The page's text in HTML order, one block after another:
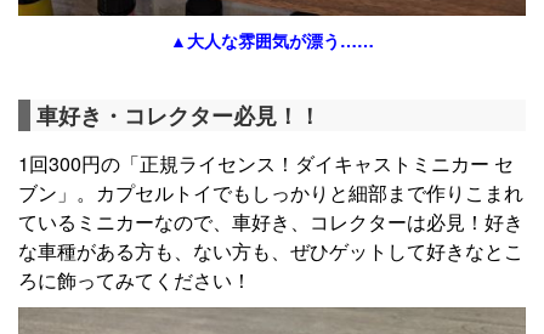
▲大人な雰囲気が漂う……
車好き・コレクター必見！！
1回300円の「正規ライセンス！ダイキャストミニカー セ
ブン」。カプセルトイでもしっかりと細部まで作りこまれ
ているミニカーなので、車好き、コレクターは必見！好き
な車種がある方も、ない方も、ぜひゲットして好きなとこ
ろに飾ってみてください！